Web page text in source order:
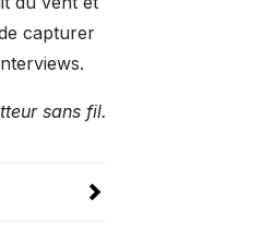
capturer
sans fil.